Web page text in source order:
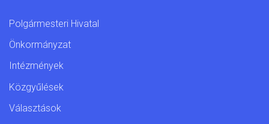
Polgármesteri Hivatal
Önkormányzat
Intézmények
Közgyűlések
Választások